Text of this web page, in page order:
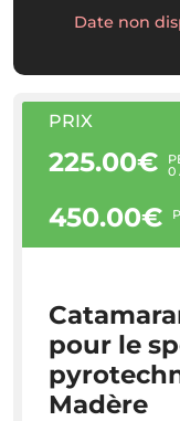
Date non
PRIX
225.00€ 0
450.00€
pour le
Madère